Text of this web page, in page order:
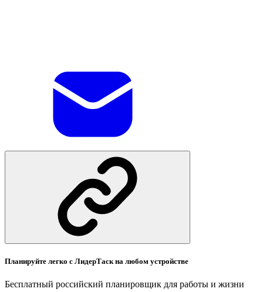
Планируйте легко с ЛидерТаск на любом устройстве
Бесплатный российский планировщик для работы и жизни